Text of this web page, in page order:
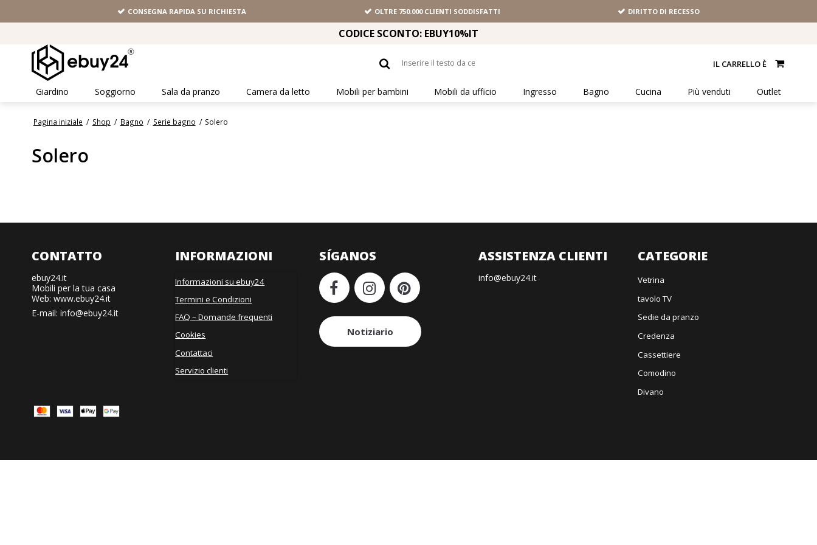
CONSEGNA RAPIDA SU RICHIESTA OLTRE 750.000 CLIENTI SODDISFATTI DIRITTO DI RECESSO
CODICE SCONTO: EBUY10%IT
IL CARRELLO È
Giardino Soggiorno Sala da pranzo Camera da letto Mobili per bambini Mobili da ufficio Ingresso Bagno Cucina Più venduti Outlet
Pagina iniziale / Shop / Bagno / Serie bagno / Solero
Solero
CONTATTO
ebuy24.it
Mobili per la tua casa
Web: www.ebuy24.it
E-mail: info@ebuy24.it
INFORMAZIONI
Informazioni su ebuy24
Termini e Condizioni
FAQ – Domande frequenti
Cookies
Contattaci
Servizio clienti
SÍGANOS
Notiziario
ASSISTENZA CLIENTI
info@ebuy24.it
CATEGORIE
Vetrina
tavolo TV
Sedie da pranzo
Credenza
Cassettiere
Comodino
Divano